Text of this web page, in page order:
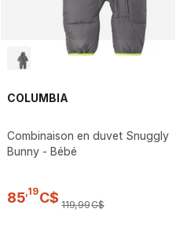
COLUMBIA
Combinaison en duvet Snuggly
Bunny - Bébé
85 19C$ 119,99C$